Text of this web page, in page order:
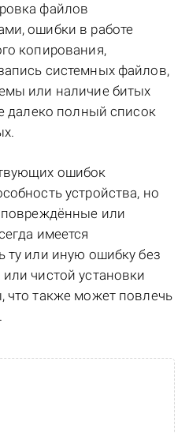
файлов
ошибки в работе
копирования,
системных файлов,
или наличие битых
далеко полный список
ошибок
устройства, но
повреждённые или
имеется
ту или иную ошибку без
чистой установки
что также может повлечь